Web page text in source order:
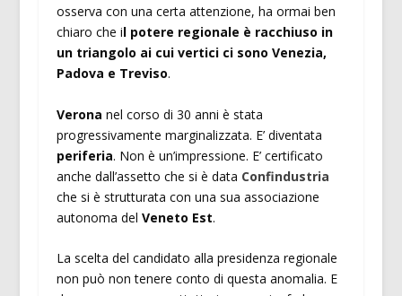
osserva con una certa attenzione, ha ormai ben
chiaro che il potere regionale è racchiuso in
un triangolo ai cui vertici ci sono Venezia,
Padova e Treviso.
Verona nel corso di 30 anni è stata
progressivamente marginalizzata. E’ diventata
periferia. Non è un’impressione. E’ certificato
anche dall’assetto che si è data Confindustria
che si è strutturata con una sua associazione
autonoma del Veneto Est.
La scelta del candidato alla presidenza regionale
non può non tenere conto di questa anomalia. E